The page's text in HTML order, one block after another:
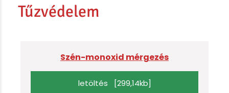
Tűzvédelem
Szén-monoxid mérgezés
letöltés [299,14kb]